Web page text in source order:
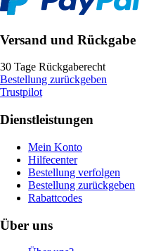
Versand und Rückgabe
30 Tage Rückgaberecht
Bestellung zurückgeben
Trustpilot
Dienstleistungen
Mein Konto
Hilfecenter
Bestellung verfolgen
Bestellung zurückgeben
Rabattcodes
Über uns